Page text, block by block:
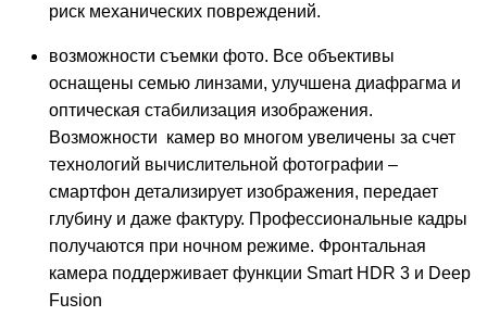
риск механических повреждений.
возможности съемки фото. Все объективы
оснащены семью линзами, улучшена диафрагма и
оптическая стабилизация изображения.
Возможности камер во многом увеличены за счет
технологий вычислительной фотографии –
смартфон детализирует изображения, передает
глубину и даже фактуру. Профессиональные кадры
получаются при ночном режиме. Фронтальная
камера поддерживает функции Smart HDR 3 и Deep
Fusion